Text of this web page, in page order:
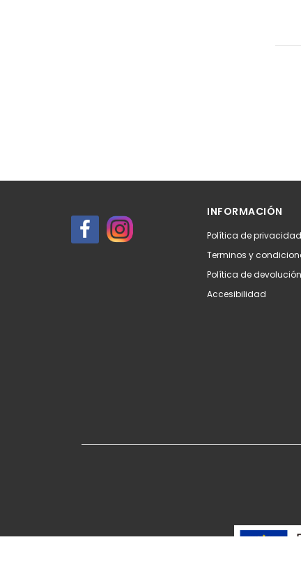
INFORMACIÓN
Política de privacidad
Terminos y
Política de devolución
Accesibilidad